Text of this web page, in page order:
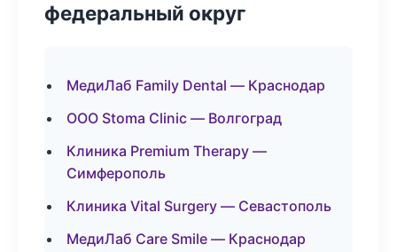
федеральный округ
МедиЛаб Family Dental — Краснодар
ООО Stoma Clinic — Волгоград
Клиника Premium Therapy —
Симферополь
Клиника Vital Surgery — Севастополь
МедиЛаб Care Smile — Краснодар